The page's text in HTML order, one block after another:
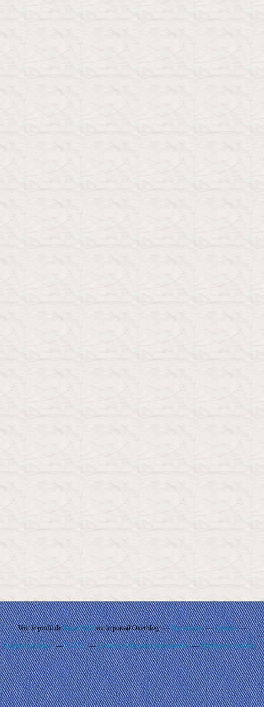
Voir le profil deRando'Ballsur le portail Overblog Top articles Contact
Signaler un abus C.G.U. Cookies et données personnelles Préférences cookies